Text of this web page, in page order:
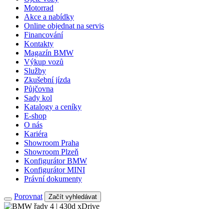
Motorrad
Akce a nabídky
Online objednat na servis
Financování
Kontakty
Magazín BMW
Výkup vozů
Služby
Zkušební jízda
Půjčovna
Sady kol
Katalogy a ceníky
E-shop
O nás
Kariéra
Showroom Praha
Showroom Plzeň
Konfigurátor BMW
Konfigurátor MINI
Právní dokumenty
Porovnat Začít vyhledávat